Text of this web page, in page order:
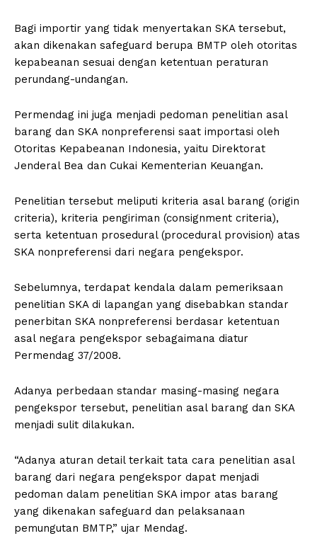
Bagi importir yang tidak menyertakan SKA tersebut,
akan dikenakan safeguard berupa BMTP oleh otoritas
kepabeanan sesuai dengan ketentuan peraturan
perundang-undangan.
Permendag ini juga menjadi pedoman penelitian asal
barang dan SKA nonpreferensi saat importasi oleh
Otoritas Kepabeanan Indonesia, yaitu Direktorat
Jenderal Bea dan Cukai Kementerian Keuangan.
Penelitian tersebut meliputi kriteria asal barang (origin
criteria), kriteria pengiriman (consignment criteria),
serta ketentuan prosedural (procedural provision) atas
SKA nonpreferensi dari negara pengekspor.
Sebelumnya, terdapat kendala dalam pemeriksaan
penelitian SKA di lapangan yang disebabkan standar
penerbitan SKA nonpreferensi berdasar ketentuan
asal negara pengekspor sebagaimana diatur
Permendag 37/2008.
Adanya perbedaan standar masing-masing negara
pengekspor tersebut, penelitian asal barang dan SKA
menjadi sulit dilakukan.
“Adanya aturan detail terkait tata cara penelitian asal
barang dari negara pengekspor dapat menjadi
pedoman dalam penelitian SKA impor atas barang
yang dikenakan safeguard dan pelaksanaan
pemungutan BMTP,” ujar Mendag.